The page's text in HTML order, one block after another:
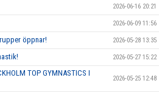
2026-06-16 20:21
2026-06-09 11:56
öppnar! 2026-05-28 13:35
2026-05-27 15:22
TOP GYMNASTICS I
2026-05-25 12:48